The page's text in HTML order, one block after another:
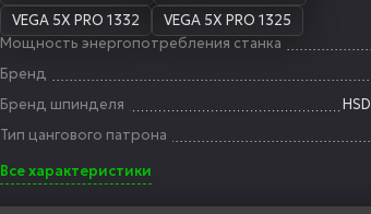
VEGA 5X PRO 1332
VEGA 5X PRO 1325
Мощность энергопотребления станка
Бренд
Бренд шпинделя
Тип цангового патрона
Все характеристики